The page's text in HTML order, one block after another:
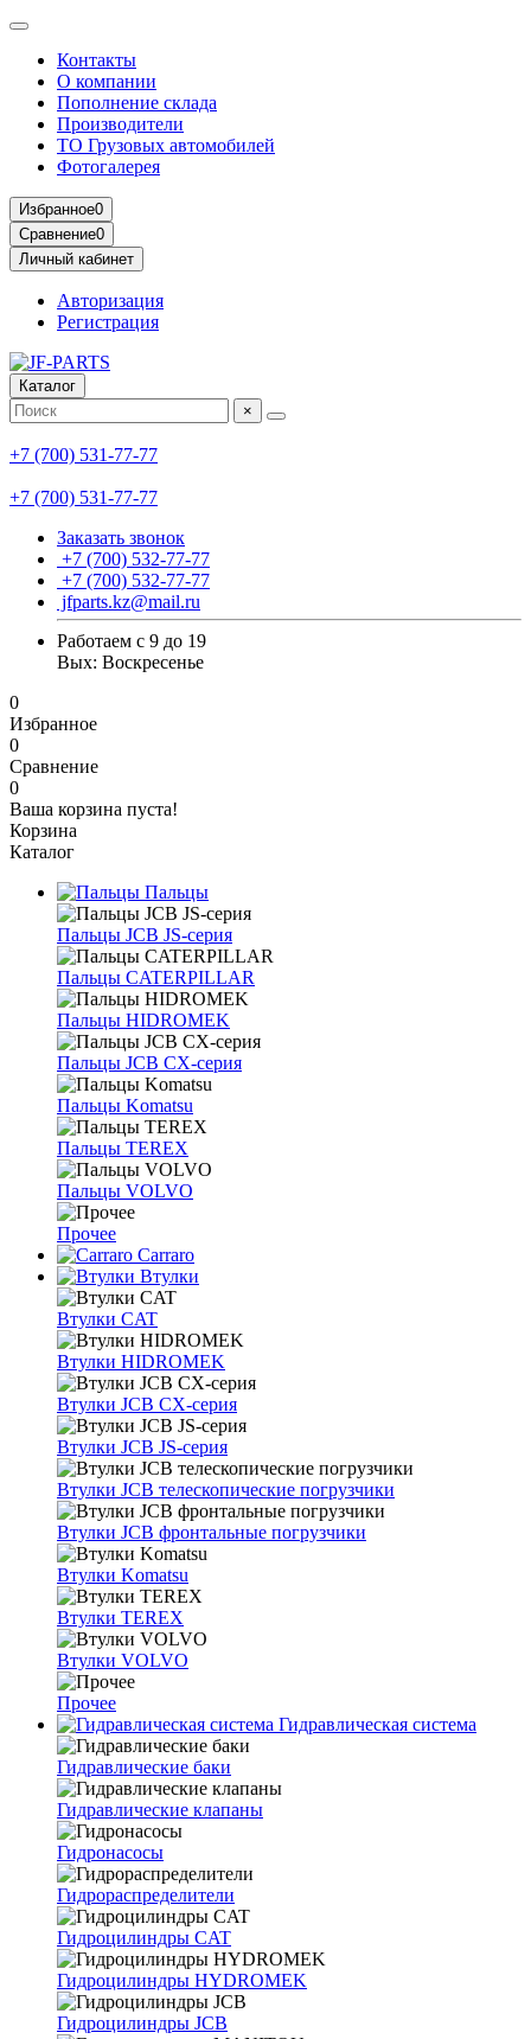
Контакты
О компании
Пополнение склада
Производители
ТО Грузовых автомобилей
Фотогалерея
Избранное0
Сравнение0
Личный кабинет
Авторизация
Регистрация
Каталог
×
+7 (700) 531-77-77
+7 (700) 531-77-77
Заказать звонок
+7 (700) 532-77-77
+7 (700) 532-77-77
jfparts.kz@mail.ru
Работаем с 9 до 19
Вых: Воскресенье
0
Избранное
0
Сравнение
0
Ваша корзина пуста!
Корзина
Каталог
Пальцы
Пальцы JCB JS-серия
Пальцы CATERPILLAR
Пальцы HIDROMEK
Пальцы JCB CX-серия
Пальцы Komatsu
Пальцы TEREX
Пальцы VOLVO
Прочее
Carraro
Втулки
Втулки CAT
Втулки HIDROMEK
Втулки JCB CX-серия
Втулки JCB JS-серия
Втулки JCB телескопические погрузчики
Втулки JCB фронтальные погрузчики
Втулки Komatsu
Втулки TEREX
Втулки VOLVO
Прочее
Гидравлическая система
Гидравлические баки
Гидравлические клапаны
Гидронасосы
Гидрораспределители
Гидроцилиндры CAT
Гидроцилиндры HYDROMEK
Гидроцилиндры JCB